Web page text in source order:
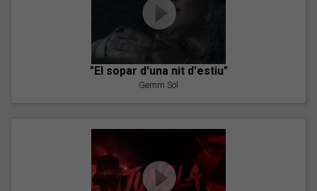
"El sopar d'una nit d'estiu"
Gemm Sol